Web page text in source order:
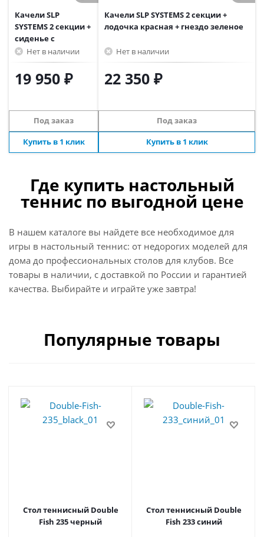
Качели SLP
SYSTEMS 2 секции +
сиденье с
фиксацией желтое
+ сиденье гибкое
желтое
Нет в наличии
19 950 ₽
Под заказ
Купить в 1 клик
Качели SLP SYSTEMS 2 секции +
лодочка красная + гнездо зеленое
Нет в наличии
22 350 ₽
Под заказ
Купить в 1 клик
Где купить настольный
теннис по выгодной цене
В нашем каталоге вы найдете все необходимое для
игры в настольный теннис: от недорогих моделей для
дома до профессиональных столов для клубов. Все
товары в наличии, с доставкой по России и гарантией
качества. Выбирайте и играйте уже завтра!
Популярные товары
Стол теннисный Double
Fish 235 черный
Стол теннисный Double
Fish 233 синий